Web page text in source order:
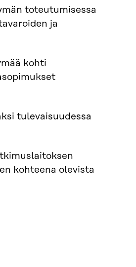
toteutumisessa
ja
kohti
tulevaisuudessa
kohteena olevista